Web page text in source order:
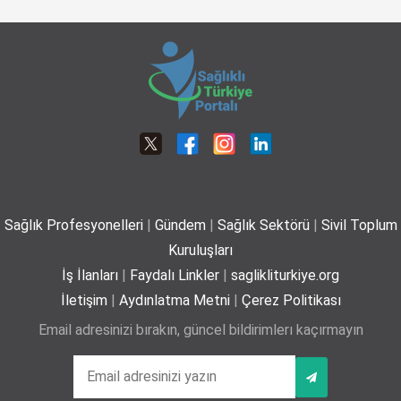
Dünya Tütünsüz Günü’nde Yeni Bir Adım: Sigara Kullanım ve Bırakma
Davranışları Akademisi Çalışmalarına Başladı
06-07-2026
Robotik teknolojiyle bel ve boyun fıtıklarında
ameliyatsız tedavi
Plajda kalp sağlığı için 5 önemli öneri
25-06-2026
Sağlık Profesyonelleri| Gündem Sağlık Sektörü
Sivil Toplum
Kuruluşları
İş İlanları
Faydalı Linkler
saglikliturkiye.org
İletişim
Aydınlatma Metni| Çerez Politikası
Email adresinizi bırakın, güncel bildirimlerı kaçırmayın